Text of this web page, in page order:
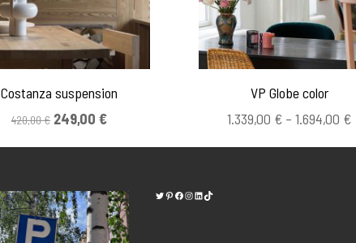
Costanza suspension
420,00€ Alkuperäinen
249,00€Nykyinen
VP Globe color
1.339,00 € – 1.694,00 €
Twitter
Pinterest
https://www.facebook.com/kodinvalaisin/
Instagram
LinkedIn
TikTok